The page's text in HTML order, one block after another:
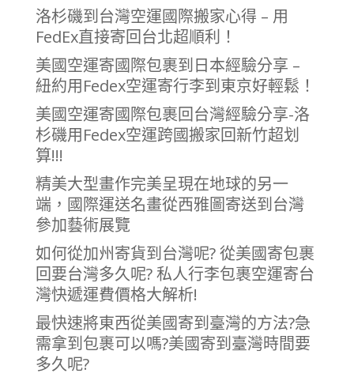
洛杉磯到台灣空運國際搬家心得 – 用
FedEx直接寄回台北超順利！
美國空運寄國際包裹到日本經驗分享 –
紐約用Fedex空運寄行李到東京好輕鬆！
美國空運寄國際包裹回台灣經驗分享-洛
杉磯用Fedex空運跨國搬家回新竹超划
算!!!
精美大型畫作完美呈現在地球的另一
端，國際運送名畫從西雅圖寄送到台灣
參加藝術展覽
如何從加州寄貨到台灣呢? 從美國寄包裹
回要台灣多久呢? 私人行李包裹空運寄台
灣快遞運費價格大解析!
最快速將東西從美國寄到臺灣的方法?急
需拿到包裹可以嗎?美國寄到臺灣時間要
多久呢?